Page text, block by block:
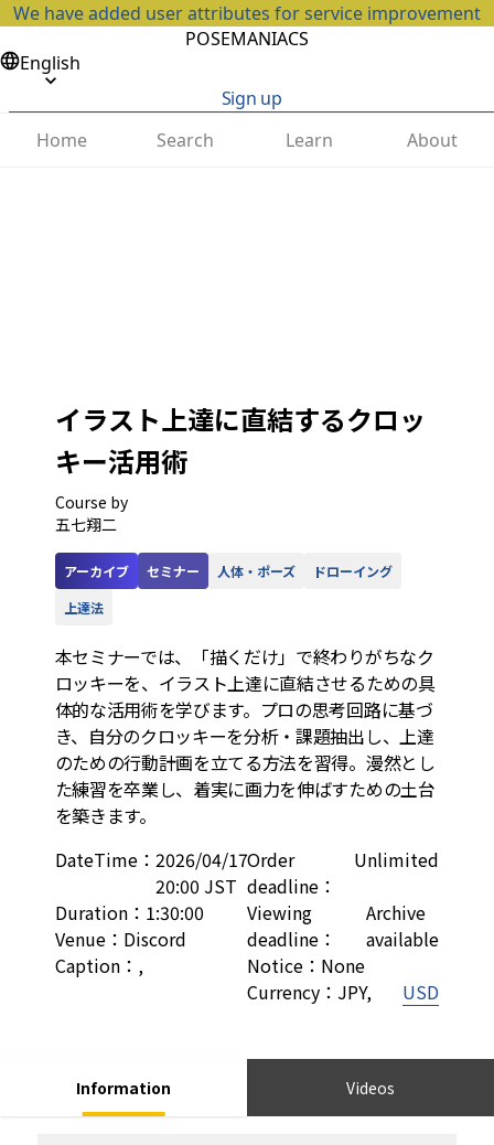
We have added user attributes for service improvement
POSEMANIACS
English
Sign up
Home
Search Learn About
イラスト上達に直結するクロッ
キー活用術
Course by
五七翔二
アーカイブ セミナー 人体・ポーズ
ドローイング
上達法
本セミナーでは、「描くだけ」で終わりがちなク
ロッキーを、イラスト上達に直結させるための具
体的な活用術を学びます。プロの思考回路に基づ
き、自分のクロッキーを分析・課題抽出し、上達
のための行動計画を立てる方法を習得。漫然とし
た練習を卒業し、着実に画力を伸ばすための土台
を築きます。
DateTime： 2026/04/17
20:00 JST
Duration： 1:30:00
Venue： Discord
Caption： ,
Order
deadline：
Unlimited
Viewing
deadline：
Archive
available
Notice： None
Currency： JPY, USD
Information Videos